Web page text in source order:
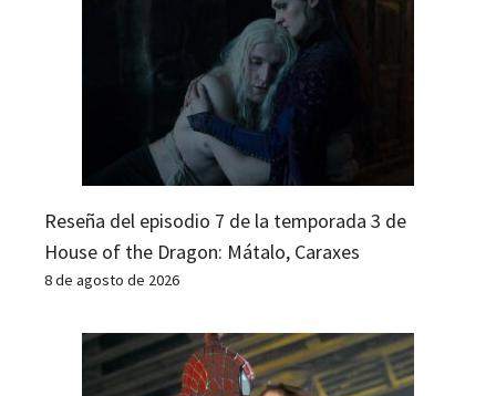
Reseña del episodio 7 de la temporada 3 de
House of the Dragon: Mátalo, Caraxes
8 de agosto de 2026